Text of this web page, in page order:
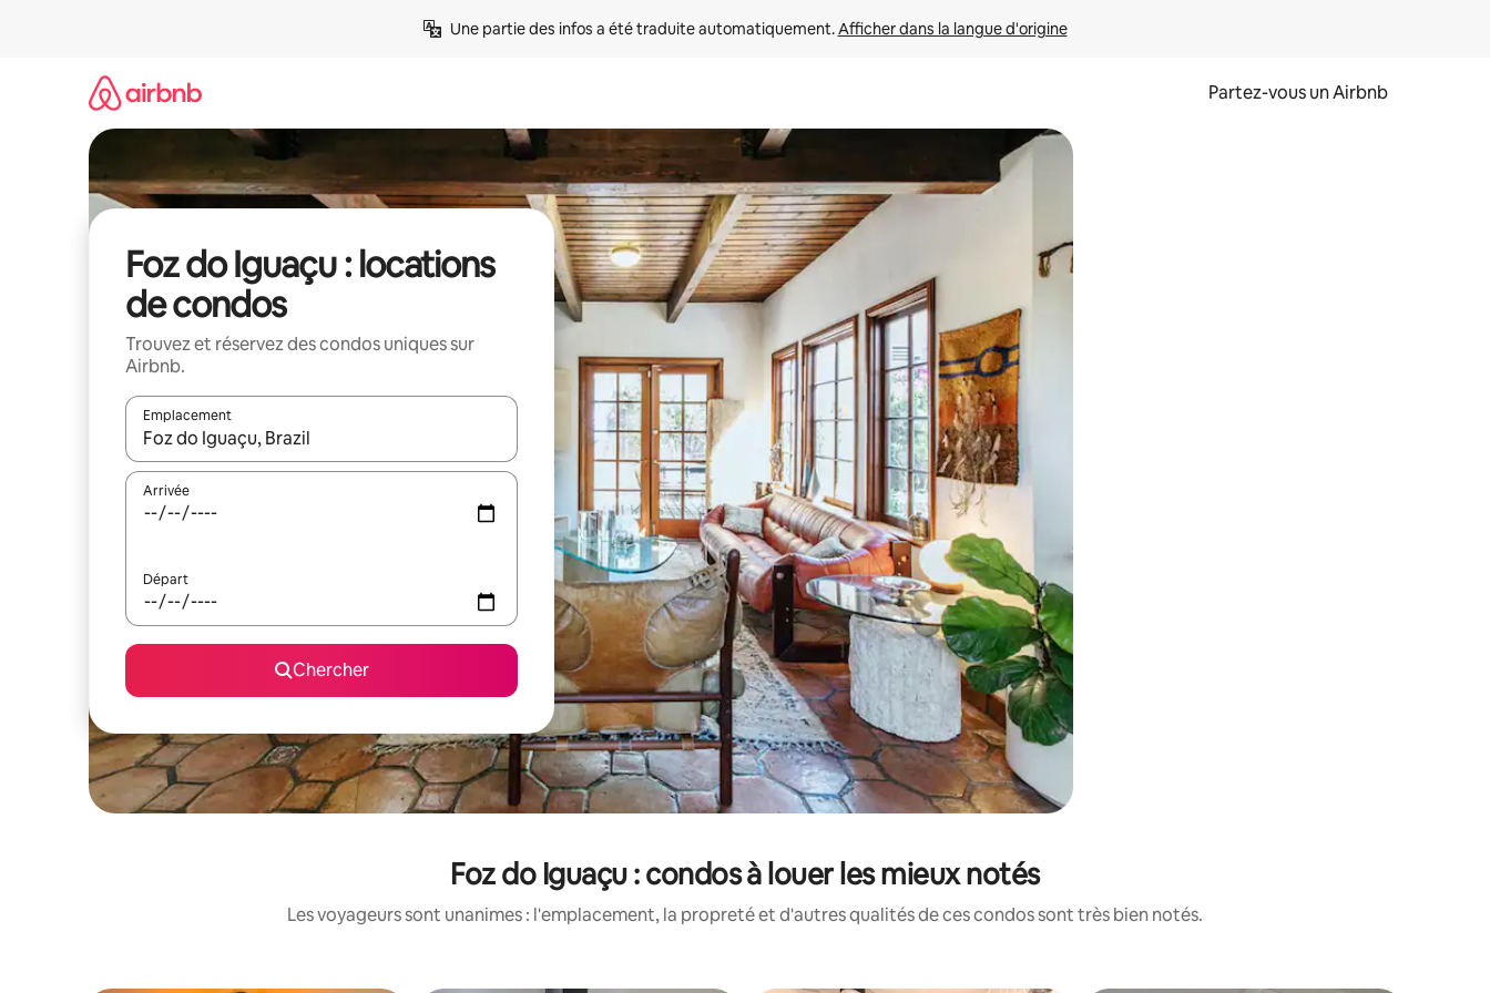
Une partie des infos a été traduite automatiquement. Afficher dans la langue d'origine
Partez-vous un Airbnb
Foz do Iguaçu : locations
de condos
Trouvez et réservez des condos uniques sur
Airbnb.
Emplacement
Quand les résultats sont affichés, parcourez-les en utilisant les flèches vers le haut et vers le bas, ou en appuyant dessus et en les faisant glisser.
Arrivée
Départ
Chercher
Foz do Iguaçu : condos à louer les mieux notés
Les voyageurs sont unanimes : l'emplacement, la propreté et d'autres qualités de ces condos sont très bien notés.